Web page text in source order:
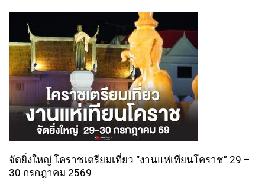
จัดยิ่งใหญ่ โคราชเตรียมเที่ยว “งานแห่เทียนโคราช” 29 –
30 กรกฎาคม 2569